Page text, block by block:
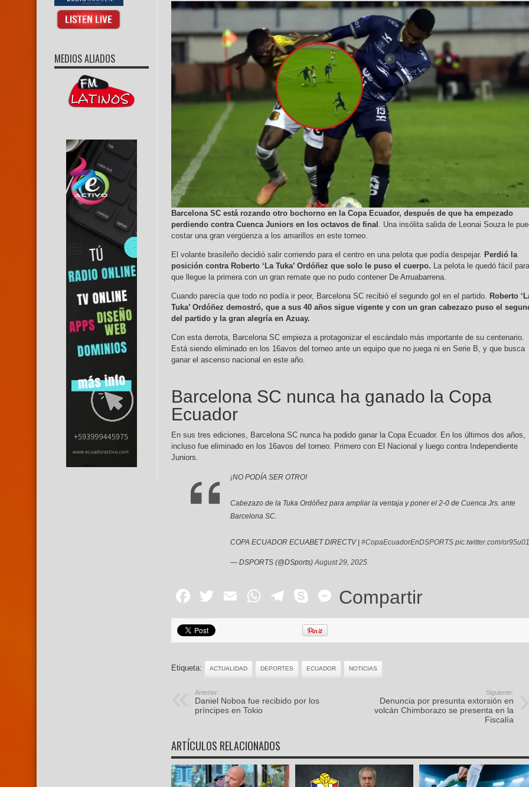
Barcelona SC está rozando otro bochorno en la Copa Ecuador, después de que ha empezado
perdiendo contra Cuenca Juniors en los octavos de final
. Una insólita salida de Leonai Souza le
costar una gran vergüenza a los amarillos en este torneo.
El volante brasileño decidió salir corriendo para el centro en una pelota que podía despejar. Perdió la
posición contra Roberto ‘La Tuka’ Ordóñez que solo le puso el cuerpo. La pelota le quedó fácil para
que llegue la primera con un gran remate que no pudo contener De Arruabarrena.
Cuando parecía que todo no podía ir peor, Barcelona SC recibió el segundo gol en el partido.
Roberto
Tuka’ Ordóñez demostró, que a sus 40 años sigue vigente y con un gran cabezazo puso el
del partido y la gran alegría en Azuay.
Con esta derrota, Barcelona SC empieza a protagonizar el escándalo más importante de su centenario.
Está siendo eliminado en los 16avos del torneo ante un equipo que no juega ni en Serie B, y que busca
ganar el ascenso nacional en este año.
Barcelona SC nunca ha ganado la Copa
Ecuador
En sus tres ediciones, Barcelona SC nunca ha podido ganar la Copa Ecuador. En los últimos dos años,
incluso fue eliminado en los 16avos del torneo. Primero con El Nacional y luego contra Independiente
Juniors.
¡NO PODÍA SER OTRO!
Cabezazo de la Tuka Ordóñez para ampliar la ventaja y poner el 2-0 de Cuenca Jrs. ante
Barcelona SC.
COPA ECUADOR ECUABET DIRECTV | #CopaEcuadorEnDSPORTS pic.twitter.com/
— DSPORTS (@DSports)August 29, 2025
Facebook
Twitter
EmailWhatsApp
Telegram
SkypeMessenger
Compartir
Etiqueta: ACTUALIDAD DEPORTES ECUADOR NOTICIAS
Anterior:
Daniel Noboa fue recibido por los
príncipes en Tokio
Siguiente:
Denuncia por presunta extorsión en
volcán Chimborazo se presenta en la
Fiscalía
ARTÍCULOS RELACIONADOS
MEDIOS ALIADOS